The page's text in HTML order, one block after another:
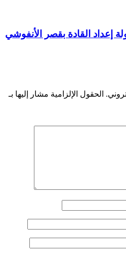
إعداد القادة بقصر الأنفوشي
الحقول الإلزامية مشار إليها بـ